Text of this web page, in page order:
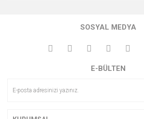
kullanarak tarafımıza iletebilirsiniz.
Görüş ve önerileriniz için teşekkür ederiz.
Ürün açıklamasında eksik bilgiler bulunuyor.
SOSYAL MEDYA
E-BÜLTEN